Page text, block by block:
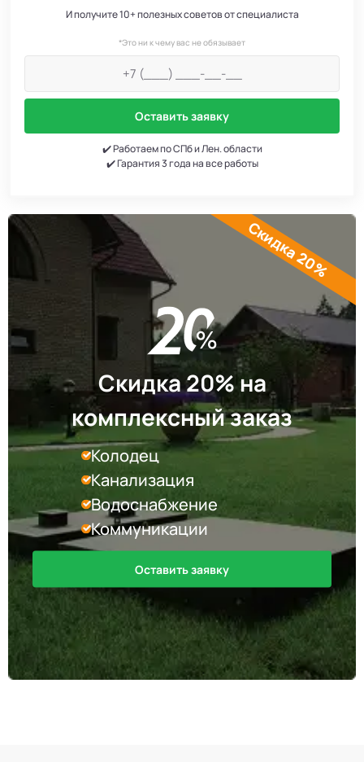
И получите 10+ полезных советов от специалиста
*Это ни к чему вас не обязывает
Оставить заявку
✔️ Работаем по СПб и Лен. области
✔️ Гарантия 3 года на все работы
Скидка 20% на
комплексный заказ
Колодец
Канализация
Водоснабжение
Коммуникации
Оставить заявку
Скидка 20%